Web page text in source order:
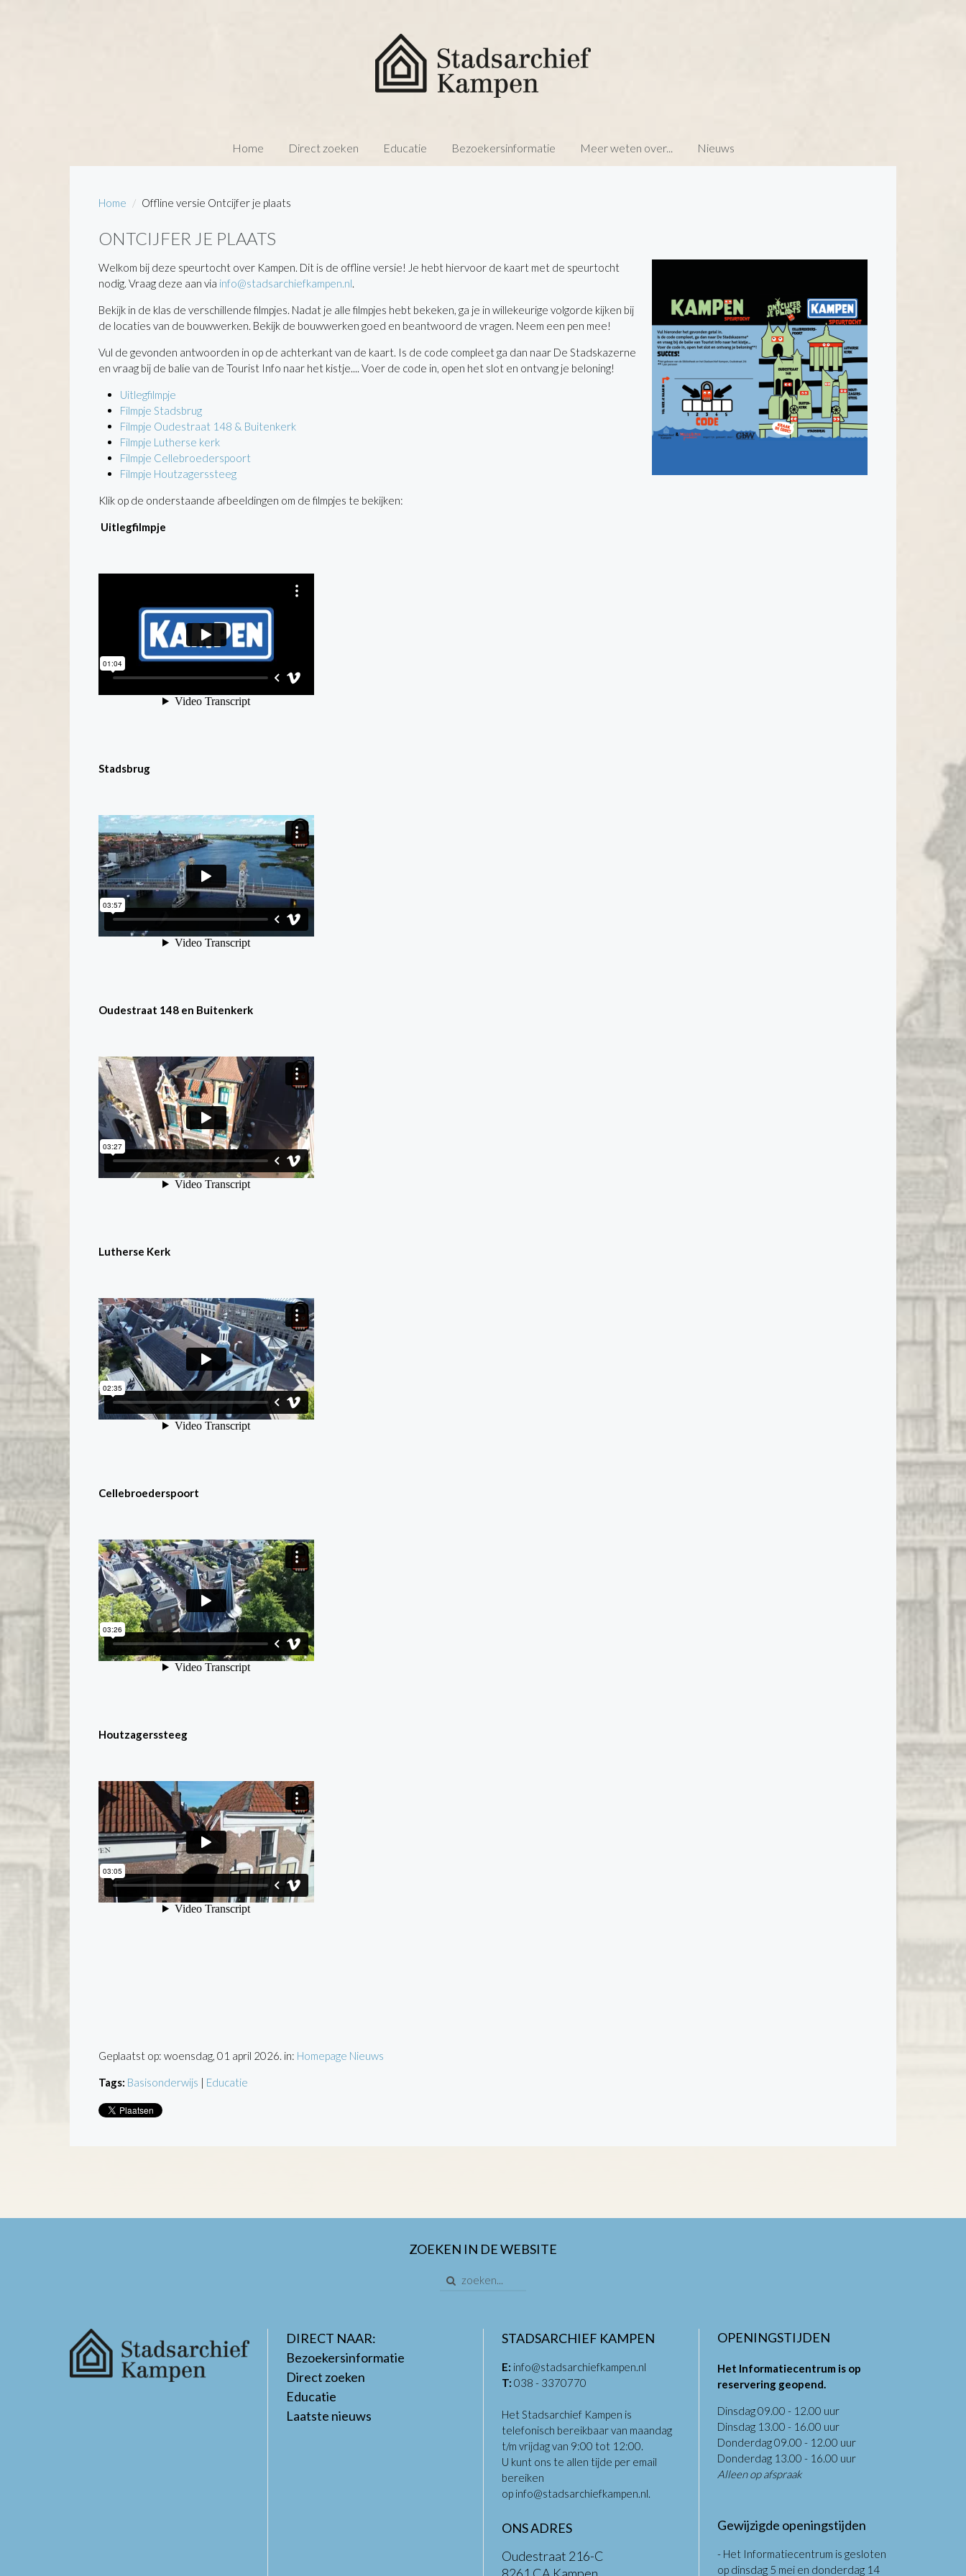
Home Direct zoeken Educatie Bezoekersinformatie Meer weten over... Nieuws
Home Offline versie Ontcijfer je plaats
ONTCIJFER JE PLAATS
Welkom bij deze speurtocht over Kampen. Dit is de offline versie! Je hebt hiervoor de kaart met de speurtocht
nodig. Vraag deze aan via info@stadsarchiefkampen.nl.
Bekijk in de klas de verschillende filmpjes. Nadat je alle filmpjes hebt bekeken, ga je in willekeurige volgorde kijken bij
de locaties van de bouwwerken. Bekijk de bouwwerken goed en beantwoord de vragen. Neem een pen mee!
Vul de gevonden antwoorden in op de achterkant van de kaart. Is de code compleet ga dan naar De Stadskazerne
en vraag bij de balie van de Tourist Info naar het kistje.... Voer de code in, open het slot en ontvang je beloning!
Uitlegfilmpje
Filmpje Stadsbrug
Filmpje Oudestraat 148 & Buitenkerk
Filmpje Lutherse kerk
Filmpje Cellebroederspoort
Filmpje Houtzagerssteeg
Klik op de onderstaande afbeeldingen om de filmpjes te bekijken:
Uitlegfilmpje
Stadsbrug
Oudestraat 148 en Buitenkerk
Lutherse Kerk
Cellebroederspoort
Houtzagerssteeg
Geplaatst op: woensdag, 01 april 2026. in: Homepage Nieuws
Tags: Basisonderwijs | Educatie
ZOEKEN IN DE WEBSITE
DIRECT NAAR:
Bezoekersinformatie
Direct zoeken
Educatie
Laatste nieuws
STADSARCHIEF KAMPEN
E: info@stadsarchiefkampen.nl
T: 038 - 3370770
Het Stadsarchief Kampen is
telefonisch bereikbaar van maandag
t/m vrijdag van 9:00 tot 12:00.
U kunt ons te allen tijde per email
bereiken
op info@stadsarchiefkampen.nl.
ONS ADRES
Oudestraat 216-C
OPENINGSTIJDEN
Het Informatiecentrum is op
reservering geopend.
Dinsdag 09.00 - 12.00 uur
Dinsdag 13.00 - 16.00 uur
Donderdag 09.00 - 12.00 uur
Donderdag 13.00 - 16.00 uur
Alleen op afspraak
Gewijzigde openingstijden
- Het Informatiecentrum is gesloten
op dinsdag 5 mei en donderdag 14